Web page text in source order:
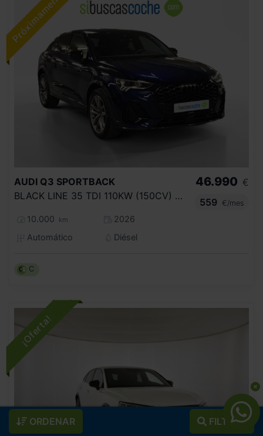
ORDENAR FILTROS
AUDI Q3 SPORTBACK
BLACK LINE 35 TDI 110KW (150CV) S TRONIC
10.000 km
2026
Automático
Diésel
46.990 €
559
€/mes
C